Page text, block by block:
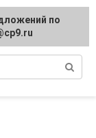
по